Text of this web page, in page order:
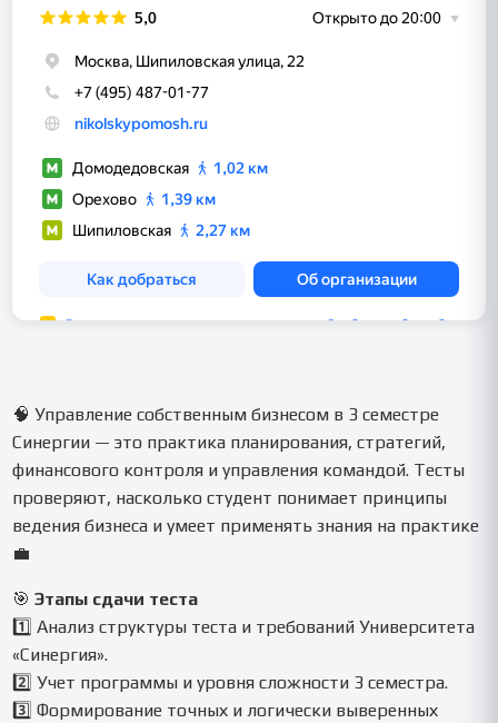
🧠 Управление собственным бизнесом в 3 семестре
Синергии — это практика планирования, стратегий,
финансового контроля и управления командой. Тесты
проверяют, насколько студент понимает принципы
ведения бизнеса и умеет применять знания на практике
💼
🎯Этапы сдачи теста
1️⃣ Анализ структуры теста и требований Университета
«Синергия».
2️⃣ Учет программы и уровня сложности 3 семестра.
3️⃣ Формирование точных и логически выверенных